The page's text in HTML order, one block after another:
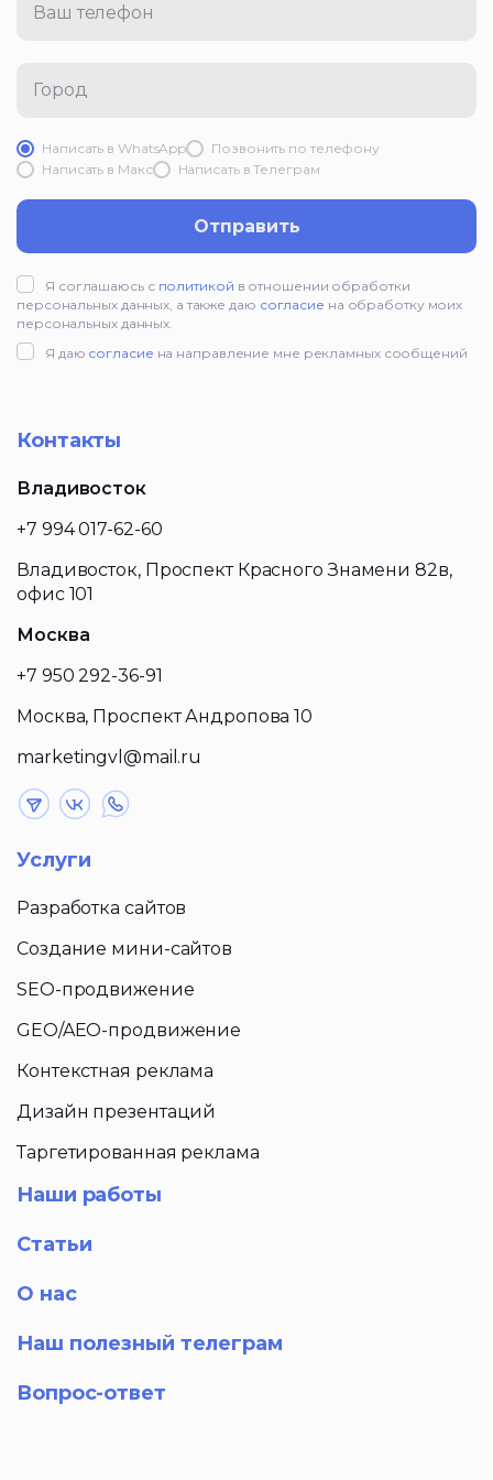
Ваш телефон
Город
Написать в WhatsApp
Позвонить по телефону
Написать в Mакс
Написать в Телеграм
Отправить
Я соглашаюсь с политикой в отношении обработки
персональных данных, а также даю согласие на обработку моих
персональных данных.
Я даю согласие на направление мне рекламных сообщений
Контакты
Владивосток
+7 994 017-62-60
Владивосток, Проспект Красного Знамени 82в,
офис 101
Москва
+7 950 292-36-91
Москва, Проспект Андропова 10
marketingvl@mail.ru
Услуги
Разработка сайтов
Создание мини-сайтов
SEO-продвижение
GEO/AEO-продвижение
Контекстная реклама
Дизайн презентаций
Таргетированная реклама
Наши работы
Статьи
О нас
Наш полезный телеграм
Вопрос-ответ